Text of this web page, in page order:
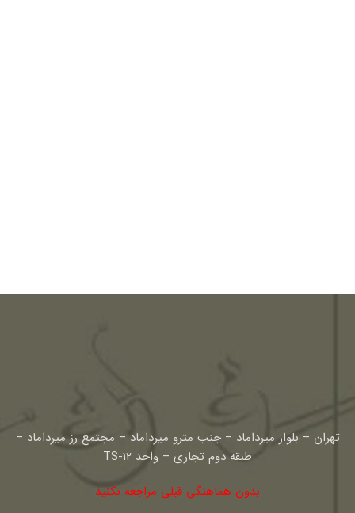
تهران – بلوار میرداماد – جنب مترو میرداماد – مجتمع رز میرداماد –
طبقه دوم تجاری – واحد TS-12
بدون هماهنگی قبلی مراجعه نکنید